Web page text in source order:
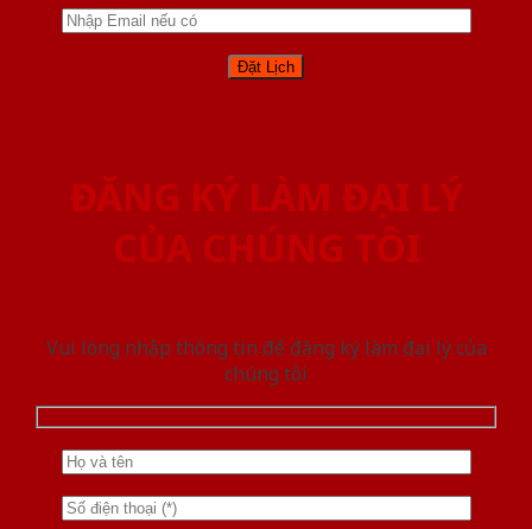
ĐĂNG KÝ LÀM ĐẠI LÝ
CỦA CHÚNG TÔI
Vui lòng nhập thông tin để đăng ký làm đại lý của
chúng tôi